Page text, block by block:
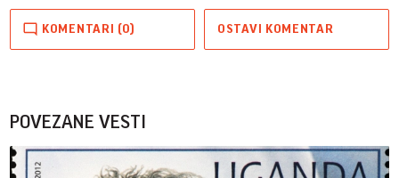
KOMENTARI (0) OSTAVI KOMENTAR
POVEZANE VESTI